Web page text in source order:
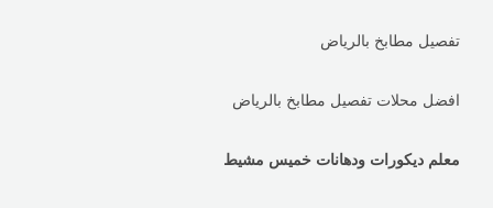
تفصيل مطابخ بالرياض
افضل محلات تفصيل مطابخ بالرياض
معلم ديكورات ودهانات خميس مشيط